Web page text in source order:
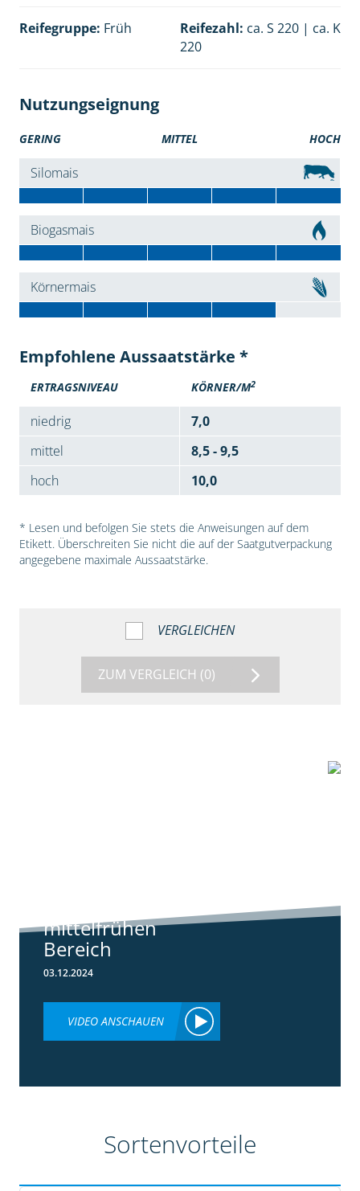
Reifegruppe: Früh Reifezahl: ca. S 220 | ca. K
220
Nutzungseignung
GERING MITTEL HOCH
Silomais
Biogasmais
Körnermais
Empfohlene Aussaatstärke *
ERTRAGSNIVEAU KÖRNER/M2
niedrig
7,0
mittel
8,5 - 9,5
hoch
10,0
* Lesen und befolgen Sie stets die Anweisungen auf dem
Etikett. Überschreiten Sie nicht die auf der Saatgutverpackung
angegebene maximale Aussaatstärke.
VERGLEICHEN
ZUM VERGLEICH (0)
mittelfrühen
Bereich
03.12.2024
VIDEO ANSCHAUEN
Sortenvorteile